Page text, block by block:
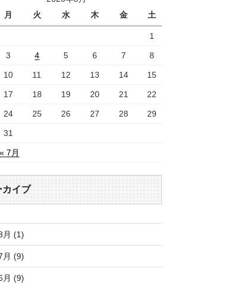
月 火 水 木 金 土
« 7月
1
3 4 5 6 7 8
10 11 12 13 14 15
17 18 19 20 21 22
24 25 26 27 28 29
31
カイブ
月 (1)
月 (9)
月 (9)